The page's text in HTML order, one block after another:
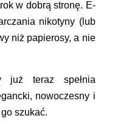
w dobrą stronę. E-
nikotyny (lub
niż papierosy, a nie
już teraz spełnia
nowoczesny i
szukać.